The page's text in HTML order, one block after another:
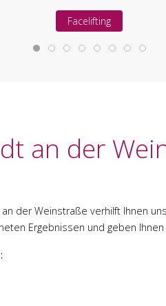
Facelifting
an der
der Weinstraße verhilft Ihnen
Ergebnissen und geben